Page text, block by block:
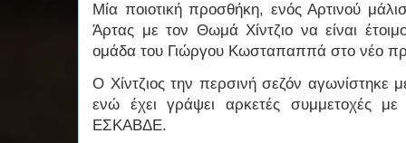
Μία ποιοτική προσθήκη, ενός Αρτινού
Άρτας με τον Θωμά Χίντζιο να είναι
ομάδα του Γιώργου Κωσταπαππά στο νέο
Ο Χίντζιος την περσινή σεζόν αγωνίστηκε
ενώ έχει γράψει αρκετές συμμετοχές
ΕΣΚΑΒΔΕ.